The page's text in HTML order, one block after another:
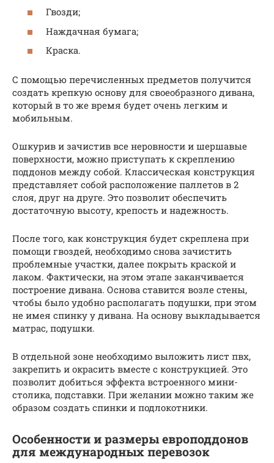
Гвозди;
Наждачная бумага;
Краска.
С помощью перечисленных предметов получится
создать крепкую основу для своеобразного дивана,
который в то же время будет очень легким и
мобильным.
Ошкурив и зачистив все неровности и шершавые
поверхности, можно приступать к скреплению
поддонов между собой. Классическая конструкция
представляет собой расположение паллетов в 2
слоя, друг на друге. Это позволит обеспечить
достаточную высоту, крепость и надежность.
После того, как конструкция будет скреплена при
помощи гвоздей, необходимо снова зачистить
проблемные участки, далее покрыть краской и
лаком. Фактически, на этом этапе заканчивается
построение дивана. Основа ставится возле стены,
чтобы было удобно располагать подушки, при этом
не имея спинку у дивана. На основу выкладывается
матрас, подушки.
В отдельной зоне необходимо выложить лист пвх,
закрепить и окрасить вместе с конструкцией. Это
позволит добиться эффекта встроенного мини-
столика, подставки. При желании можно таким же
образом создать спинки и подлокотники.
Особенности и размеры европоддонов
для международных перевозок